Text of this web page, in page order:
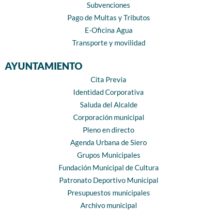
Subvenciones
Pago de Multas y Tributos
E-Oficina Agua
Transporte y movilidad
AYUNTAMIENTO
Cita Previa
Identidad Corporativa
Saluda del Alcalde
Corporación municipal
Pleno en directo
Agenda Urbana de Siero
Grupos Municipales
Fundación Municipal de Cultura
Patronato Deportivo Municipal
Presupuestos municipales
Archivo municipal